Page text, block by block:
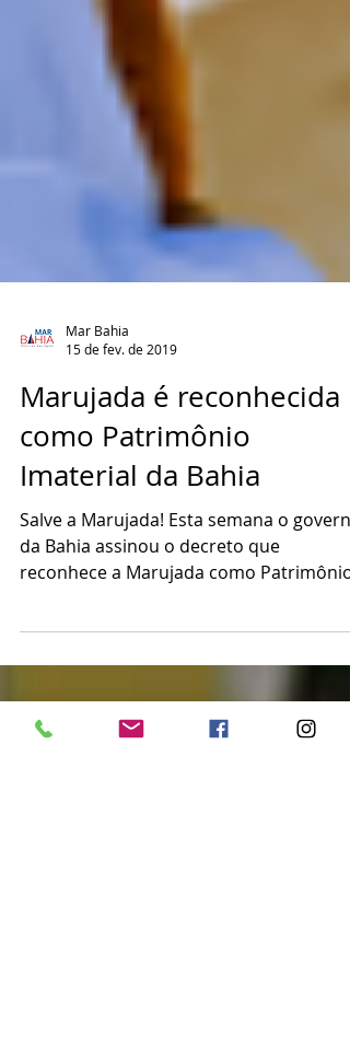
Mar Bahia
15 de fev. de 2019
Marujada é reconhecida
como Patrimônio
Imaterial da Bahia
da Bahia assinou o decreto que
reconhece a Marujada como Patrimônio